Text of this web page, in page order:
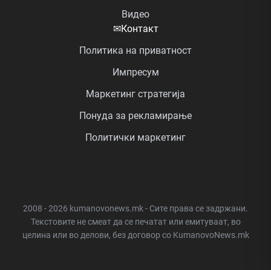
Видео
✉Контакт
Политика на приватност
Импресум
Маркетинг стратегија
Понуда за рекламирање
Политички маркетинг
2008 - 2026 kumanovonews.mk - Сите права се задржани.
Текстовите не смеат да се печатат или емитуваат, во
целина или во делови, без договор со KumanovoNews.mk